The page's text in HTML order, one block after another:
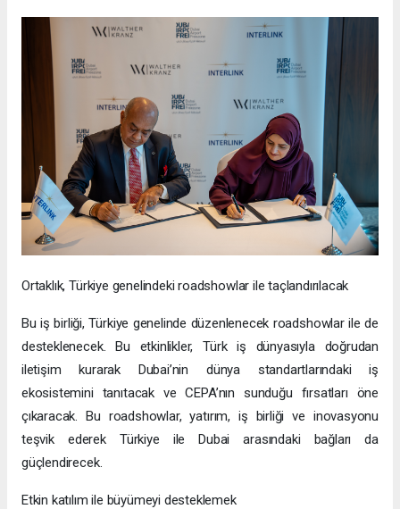
Ortaklık, Türkiye genelindeki roadshowlar ile taçlandırılacak
Bu iş birliği, Türkiye genelinde düzenlenecek roadshowlar ile de
desteklenecek. Bu etkinlikler, Türk iş dünyasıyla doğrudan
iletişim kurarak Dubai’nin dünya standartlarındaki iş
ekosistemini tanıtacak ve CEPA’nın sunduğu fırsatları öne
çıkaracak. Bu roadshowlar, yatırım, iş birliği ve inovasyonu
teşvik ederek Türkiye ile Dubai arasındaki bağları da
güçlendirecek.
Etkin katılım ile büyümeyi desteklemek